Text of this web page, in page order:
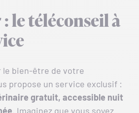
le téléconseil à
le bien-être de votre
propose un service exclusif :
gratuit, accessible nuit
. Imaginez que vous soyez